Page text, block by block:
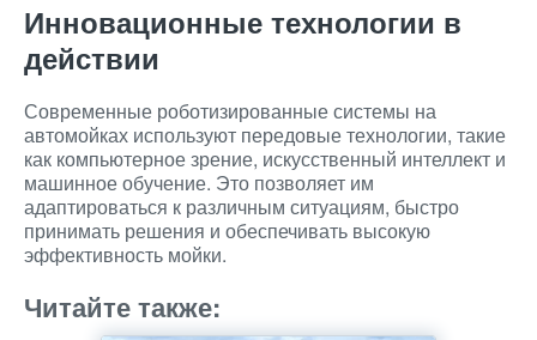
Инновационные технологии в
действии
Современные роботизированные системы на
автомойках используют передовые технологии, такие
как компьютерное зрение, искусственный интеллект и
машинное обучение. Это позволяет им
адаптироваться к различным ситуациям, быстро
принимать решения и обеспечивать высокую
эффективность мойки.
Читайте также: